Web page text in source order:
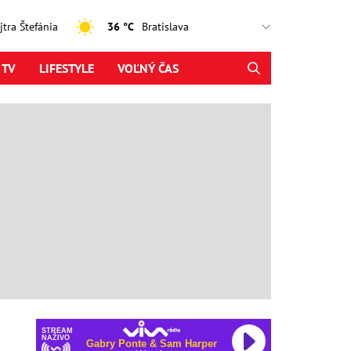
Štefánia 36 °C
LIFESTYLE VOĽNÝ ČAS
STREAM
NAŽIVO
Gabry Ponte & Sam Harper